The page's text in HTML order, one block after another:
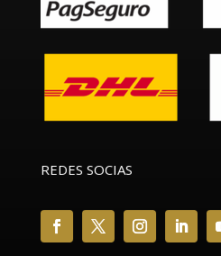
REDES SOCIAS